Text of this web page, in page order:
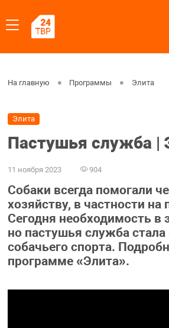
На главную Программы Элита
Элита
Пастушья служба |
11 ноября 2023 904
Собаки всегда помогали
хозяйству, в частности на
Сегодня необходимость в
но пастушья служба
собачьего спорта.
программе «Элита».